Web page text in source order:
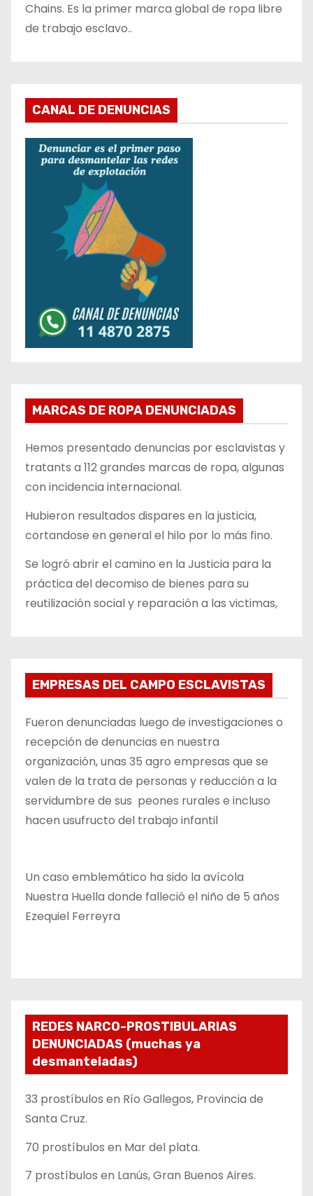
Chains. Es la primer marca global de ropa libre
de trabajo esclavo..
CANAL DE DENUNCIAS
MARCAS DE ROPA DENUNCIADAS
Hemos presentado denuncias por esclavistas y
tratants a 112 grandes marcas de ropa, algunas
con incidencia internacional.
Hubieron resultados dispares en la justicia,
cortandose en general el hilo por lo más fino.
Se logró abrir el camino en la Justicia para la
práctica del decomiso de bienes para su
reutilización social y reparación a las victimas,
EMPRESAS DEL CAMPO ESCLAVISTAS
Fueron denunciadas luego de investigaciones o
recepción de denuncias en nuestra
organización, unas 35 agro empresas que se
valen de la trata de personas y reducción a la
servidumbre de sus peones rurales e incluso
hacen usufructo del trabajo infantil
Un caso emblemático ha sido la avícola
Nuestra Huella donde falleció el niño de 5 años
Ezequiel Ferreyra
REDES NARCO-PROSTIBULARIAS
DENUNCIADAS (muchas ya
desmanteladas)
33 prostíbulos en Río Gallegos, Provincia de
Santa Cruz.
70 prostíbulos en Mar del plata.
7 prostíbulos en Lanús, Gran Buenos Aires.